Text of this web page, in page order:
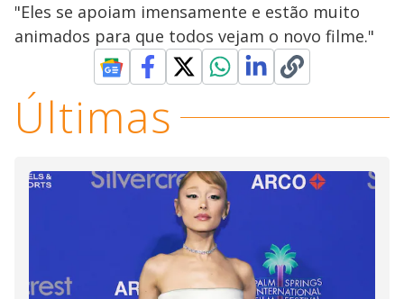
"Eles se apoiam imensamente e estão muito
animados para que todos vejam o novo filme."
Últimas